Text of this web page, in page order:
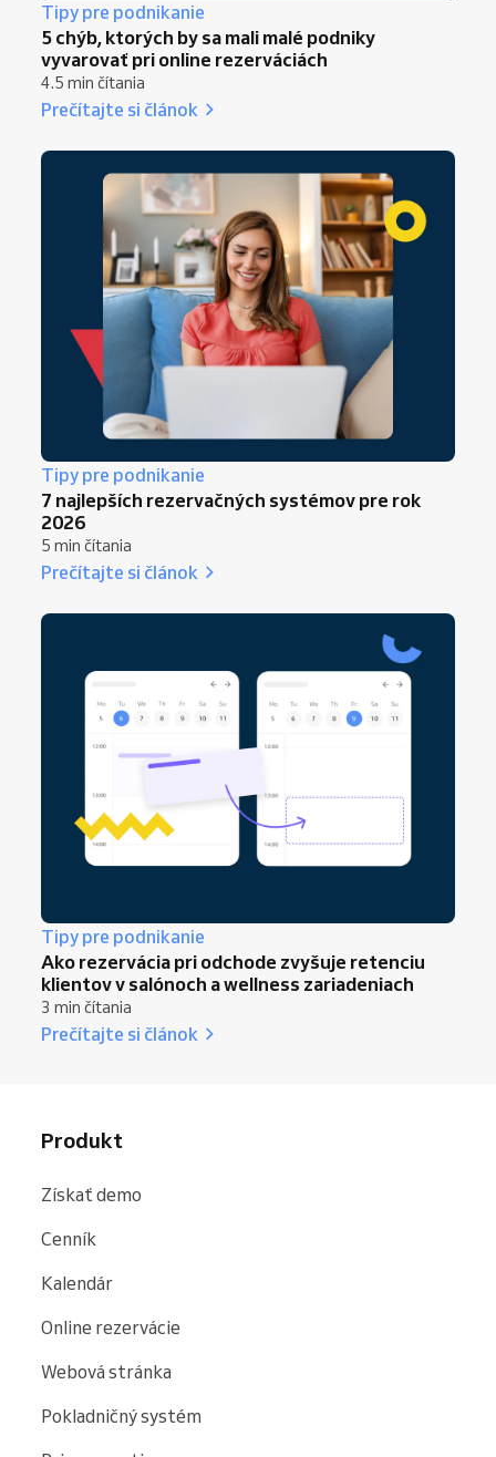
Tipy pre podnikanie
5 chýb, ktorých by sa mali malé podniky
vyvarovať pri online rezerváciách
4.5 min čítania
Prečítajte si článok
Tipy pre podnikanie
7 najlepších rezervačných systémov pre rok
2026
5 min čítania
Prečítajte si článok
Tipy pre podnikanie
Ako rezervácia pri odchode zvyšuje retenciu
klientov v salónoch a wellness zariadeniach
3 min čítania
Prečítajte si článok
Produkt
Získať demo
Cenník
Kalendár
Online rezervácie
Webová stránka
Pokladničný systém